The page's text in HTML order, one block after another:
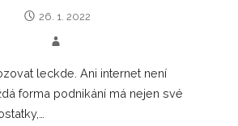
26. 1. 2022
leckde. Ani internet není
forma podnikání má nejen své